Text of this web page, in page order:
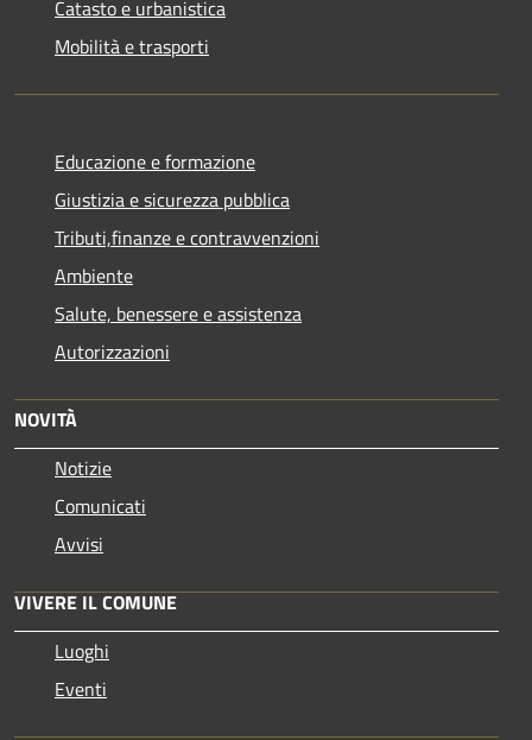
Catasto e urbanistica
Mobilità e trasporti
Educazione e formazione
Giustizia e sicurezza pubblica
Tributi,finanze e contravvenzioni
Ambiente
Salute, benessere e assistenza
Autorizzazioni
NOVITÀ
Notizie
Comunicati
Avvisi
VIVERE IL COMUNE
Luoghi
Eventi